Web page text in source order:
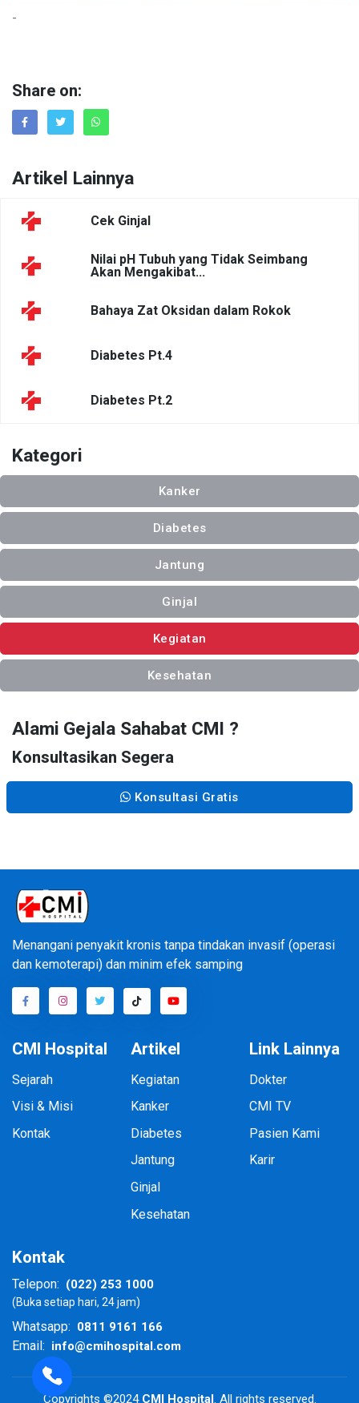
-
Share on:
Artikel Lainnya
Cek Ginjal
Nilai pH Tubuh yang Tidak Seimbang
Akan Mengakibat...
Bahaya Zat Oksidan dalam Rokok
Diabetes Pt.4
Diabetes Pt.2
Kategori
Kanker
Diabetes
Jantung
Ginjal
Kegiatan
Kesehatan
Alami Gejala Sahabat CMI ?
Konsultasikan Segera
Konsultasi Gratis
Menangani penyakit kronis tanpa tindakan invasif (operasi
dan kemoterapi) dan minim efek samping
CMI Hospital
Sejarah
Visi & Misi
Kontak
Artikel
Kegiatan
Kanker
Diabetes
Jantung
Ginjal
Kesehatan
Link Lainnya
Dokter
CMI TV
Pasien Kami
Karir
Kontak
Telepon: (022) 253 1000
(Buka setiap hari, 24 jam)
Whatsapp: 0811 9161 166
Email: info@cmihospital.com
Copyrights ©2024CMI Hospital. All rights reserved.